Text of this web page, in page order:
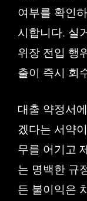
여부를 확인
시합니다. 실
위장 전입 행
출이 즉시 회
대출 약정서
겠다는 서약
무를 어기고
는 명백한 규
든 불이익은